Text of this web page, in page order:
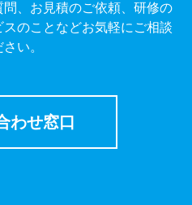
、お見積のご依頼、研修の
のことなどお気軽にご相談
さい。
わせ窓口